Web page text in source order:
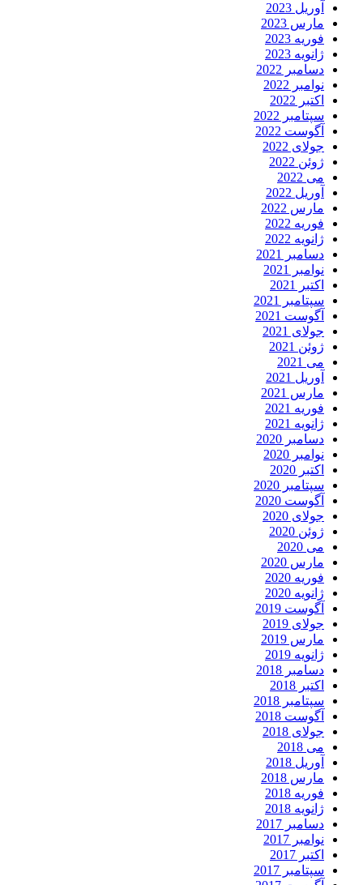
آوریل 2023
مارس 2023
فوریه 2023
ژانویه 2023
دسامبر 2022
نوامبر 2022
اکتبر 2022
سپتامبر 2022
آگوست 2022
جولای 2022
ژوئن 2022
می 2022
آوریل 2022
مارس 2022
فوریه 2022
ژانویه 2022
دسامبر 2021
نوامبر 2021
اکتبر 2021
سپتامبر 2021
آگوست 2021
جولای 2021
ژوئن 2021
می 2021
آوریل 2021
مارس 2021
فوریه 2021
ژانویه 2021
دسامبر 2020
نوامبر 2020
اکتبر 2020
سپتامبر 2020
آگوست 2020
جولای 2020
ژوئن 2020
می 2020
مارس 2020
فوریه 2020
ژانویه 2020
آگوست 2019
جولای 2019
مارس 2019
ژانویه 2019
دسامبر 2018
اکتبر 2018
سپتامبر 2018
آگوست 2018
جولای 2018
می 2018
آوریل 2018
مارس 2018
فوریه 2018
ژانویه 2018
دسامبر 2017
نوامبر 2017
اکتبر 2017
سپتامبر 2017